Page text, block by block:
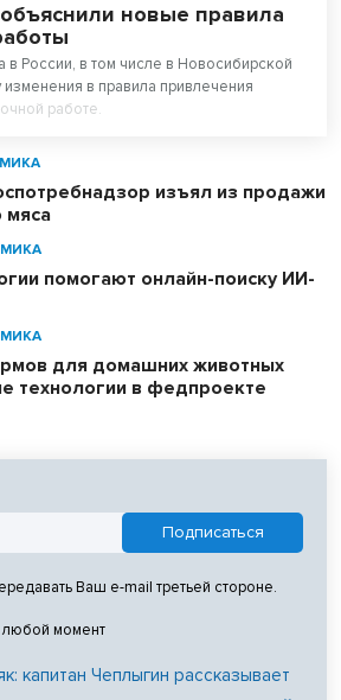
новые правила
в России, в том числе в Новосибирской
изменения в правила привлечения
работе.
изъял из продажи
мяса
помогают онлайн-поиску ИИ-
для домашних животных
технологии в федпроекте
Ваш e-mail третьей стороне.
любой момент
капитан Чеплыгин рассказывает